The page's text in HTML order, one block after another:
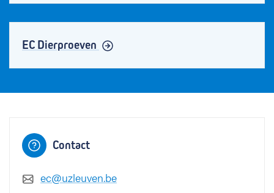
EC Dierproeven
Contact
ec@uzleuven.be